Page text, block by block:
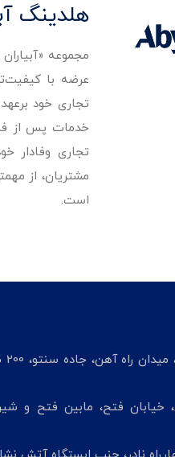
هلدینگ
مجموعه
تجاری خود
خدمات پس از
تجاری وفادار
مشتریان، از
است.
خیابان فتح، مابین فتح و شیر